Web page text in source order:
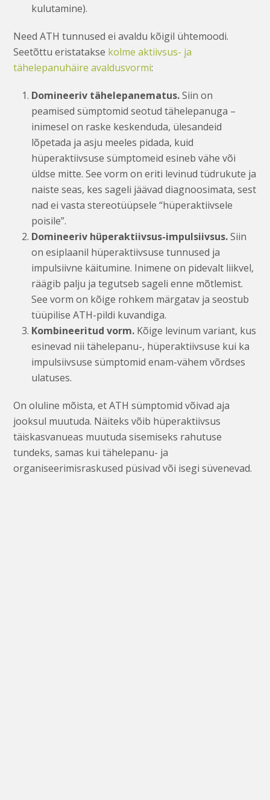
kulutamine).
Need ATH tunnused ei avaldu kõigil ühtemoodi.
Seetõttu eristatakse kolme aktiivsus- ja
tähelepanuhäire avaldusvormi:
Domineeriv tähelepanematus.Siin on
peamised sümptomid seotud tähelepanuga –
inimesel on raske keskenduda, ülesandeid
lõpetada ja asju meeles pidada, kuid
hüperaktiivsuse sümptomeid esineb vähe või
üldse mitte. See vorm on eriti levinud tüdrukute ja
naiste seas, kes sageli jäävad diagnoosimata, sest
nad ei vasta stereotüüpsele “hüperaktiivsele
poisile”.
Domineeriv hüperaktiivsus-impulsiivsus.Siin
on esiplaanil hüperaktiivsuse tunnused ja
impulsiivne käitumine. Inimene on pidevalt liikvel,
räägib palju ja tegutseb sageli enne mõtlemist.
See vorm on kõige rohkem märgatav ja seostub
tüüpilise ATH-pildi kuvandiga.
Kombineeritud vorm. Kõige levinum variant, kus
esinevad nii tähelepanu-, hüperaktiivsuse kui ka
impulsiivsuse sümptomid enam-vähem võrdses
ulatuses.
On oluline mõista, et ATH sümptomid võivad aja
jooksul muutuda. Näiteks võib hüperaktiivsus
täiskasvanueas muutuda sisemiseks rahutuse
tundeks, samas kui tähelepanu- ja
organiseerimisraskused püsivad või isegi süvenevad.